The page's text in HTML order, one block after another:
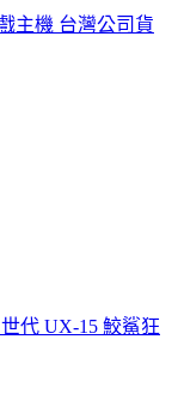
主機 台灣公司貨
代 UX-15 鮫鯊狂